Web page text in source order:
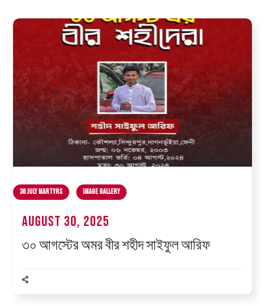
36 July Martyrs Image Gallery
August 30, 2025
৩০ আগস্টের অমর বীর শহীদ সাইফুল আরিফ